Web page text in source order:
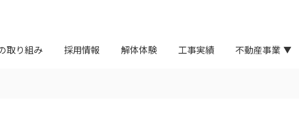
取り組み 採用情報 解体体験 工事実績 不動産事業